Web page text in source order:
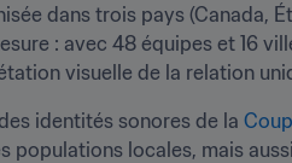
dans trois pays (Canada,
: avec 48 équipes et 16
visuelle de la relation
identités sonores de la
populations locales, mais